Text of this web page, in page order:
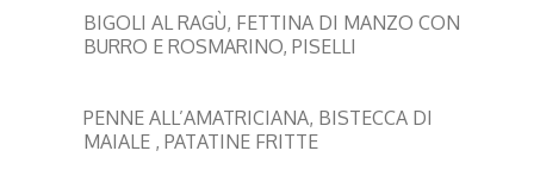
BIGOLI AL RAGÙ, FETTINA DI MANZO CON
BURRO E ROSMARINO, PISELLI
PENNE ALL’AMATRICIANA, BISTECCA DI
MAIALE , PATATINE FRITTE